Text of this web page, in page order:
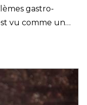
gastro-
vu comme un…